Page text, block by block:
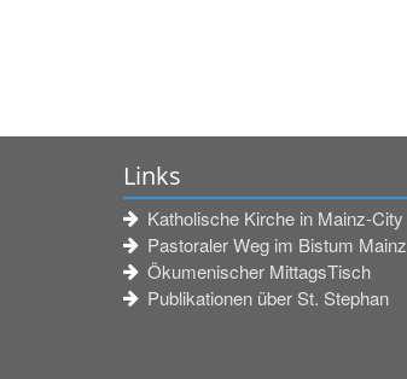
Links
Katholische Kirche in Mainz-City
Pastoraler Weg im Bistum Mainz
Ökumenischer MittagsTisch
Publikationen über St. Stephan